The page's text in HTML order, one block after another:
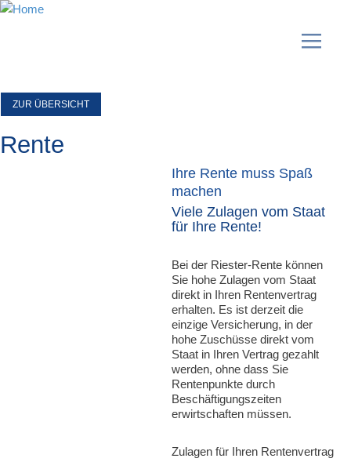
ZUR ÜBERSICHT
Rente
Ihre Rente muss Spaß
machen
Viele Zulagen vom Staat
für Ihre Rente!
Bei der Riester-Rente können
Sie hohe Zulagen vom Staat
direkt in Ihren Rentenvertrag
erhalten. Es ist derzeit die
einzige Versicherung, in der
hohe Zuschüsse direkt vom
Staat in Ihren Vertrag gezahlt
werden, ohne dass Sie
Rentenpunkte durch
Beschäftigungszeiten
erwirtschaften müssen.
Zulagen für Ihren Rentenvertrag